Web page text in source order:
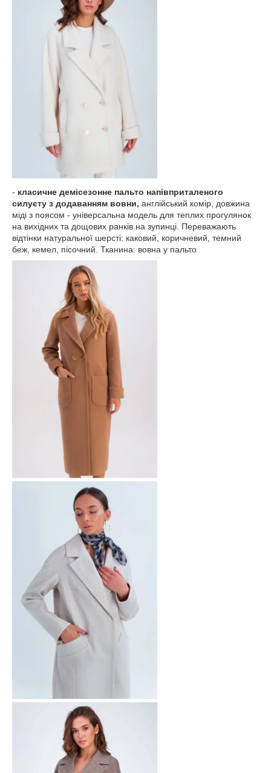
- класичне демісезонне пальто напівприталеного
силуєту з додаванням вовни, англійський комір, довжина
міді з поясом - універсальна модель для теплих прогулянок
на вихідних та дощових ранків на зупинці. Переважають
відтінки натуральної шерсті: каковий, коричневий, темний
беж, кемел, пісочний. Тканина: вовна у пальто